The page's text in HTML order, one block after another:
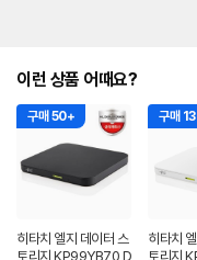
이런 상품 어때요?
구매 50+
히타치 엘지 데이터 스
토리지 KP99YB70 D
구매
히타치
토리지